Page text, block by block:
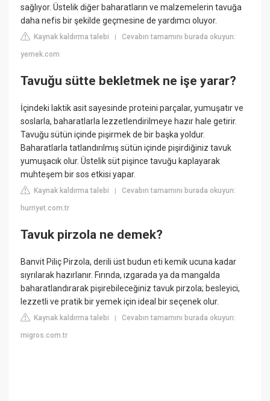
sağlıyor. Üstelik diğer baharatların ve malzemelerin tavuğa
daha nefis bir şekilde geçmesine de yardımcı oluyor.
Kaynak kaldırma talebi |Cevabın tamamını burada okuyun:
yemek.com
Tavuğu sütte bekletmek ne işe yarar?
İçindeki laktik asit sayesinde proteini parçalar, yumuşatır ve
soslarla, baharatlarla lezzetlendirilmeye hazır hale getirir.
Tavuğu sütün içinde pişirmek de bir başka yoldur.
Baharatlarla tatlandırılmış sütün içinde pişirdiğiniz tavuk
yumuşacık olur. Üstelik süt pişince tavuğu kaplayarak
muhteşem bir sos etkisi yapar.
Kaynak kaldırma talebi |Cevabın tamamını burada okuyun:
hurriyet.com.tr
Tavuk pirzola ne demek?
Banvit Piliç Pirzola, derili üst budun eti kemik ucuna kadar
sıyrılarak hazırlanır. Fırında, ızgarada ya da mangalda
baharatlandırarak pişirebileceğiniz tavuk pirzola; besleyici,
lezzetli ve pratik bir yemek için ideal bir seçenek olur.
Kaynak kaldırma talebi |Cevabın tamamını burada okuyun:
migros.com.tr